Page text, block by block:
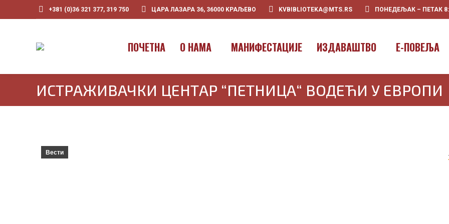
+381 (0)36 321 377, 319 750 ЦАРА ЛАЗАРА 36, 36000 KРАЉЕВО KVBIBLIOTEKA@MTS.RS ПОНЕДЕЉАК – ПЕТАК
ПOЧЕТНА О НАМА МАНИФЕСТАЦИЈЕ ИЗДАВАШТВО E-ПОВЕЉА
ИСТРАЖИВАЧКИ ЦЕНТАР “ПЕТНИЦА“ ВОДЕЋИ У ЕВРОПИ
Вести